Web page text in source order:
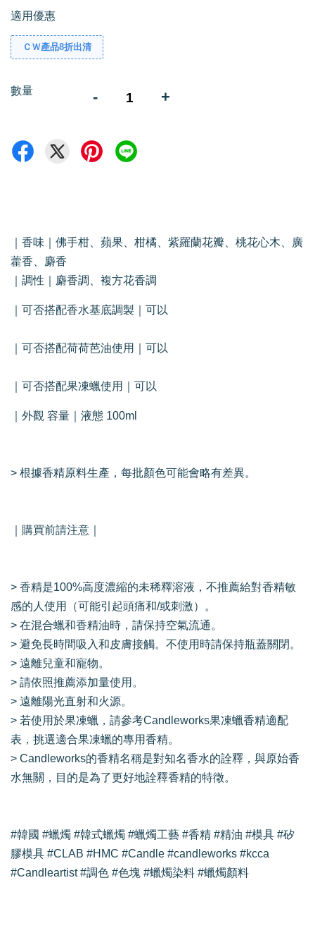
適用優惠
ＣＷ產品8折出清
數量 - +
｜香味｜佛手柑、蘋果、柑橘、紫羅蘭花瓣、桃花心木、廣
藿香、麝香
｜調性｜麝香調、複方花香調
｜可否搭配香水基底調製｜可以
｜可否搭配荷荷芭油使用｜可以
｜可否搭配果凍蠟使用｜可以
｜外觀 容量｜液態 100ml
> 根據香精原料生產，每批顏色可能會略有差異。
｜購買前請注意｜
> 香精是100%高度濃縮的未稀釋溶液，不推薦給對香精敏
感的人使用（可能引起頭痛和/或刺激）。
> 在混合蠟和香精油時，請保持空氣流通。
> 避免長時間吸入和皮膚接觸。不使用時請保持瓶蓋關閉。
> 遠離兒童和寵物。
> 請依照推薦添加量使用。
> 遠離陽光直射和火源。
> 若使用於果凍蠟，請參考Candleworks果凍蠟香精適配
表，挑選適合果凍蠟的專用香精。
> Candleworks的香精名稱是對知名香水的詮釋，與原始香
水無關，目的是為了更好地詮釋香精的特徵。
#韓國 #蠟燭 #韓式蠟燭 #蠟燭工藝 #香精 #精油 #模具 #矽
膠模具 #CLAB #HMC #Candle #candleworks #kcca
#Candleartist #調色 #色塊 #蠟燭染料 #蠟燭顏料